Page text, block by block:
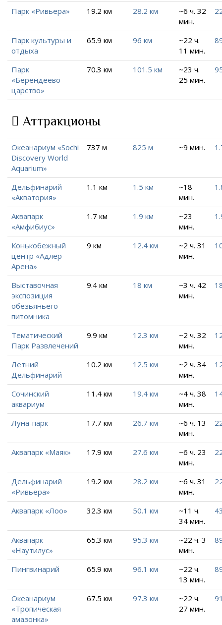
Парк «Ривьера» 19.2 км 28.2 км
~6 ч. 32
мин.
Парк культуры и
отдыха
65.9 км 96 км
~22 ч.
11 мин.
Парк
«Берендеево
царство»
70.3 км 101.5 км
~23 ч.
25 мин.
Аттракционы
Океанариум «Sochi
Discovery World
Aquarium»
737 м 825 м ~9 мин.
Дельфинарий
«Акватория»
1.1 км 1.5 км
~18
мин.
Аквапарк
«Амфибиус»
1.7 км 1.9 км
~23
мин.
Конькобежный
центр «Адлер-
Арена»
9 км 12.4 км
~2 ч. 31
мин.
Выставочная
экспозиция
обезьяньего
питомника
9.4 км 18 км
~3 ч. 42
мин.
Тематический
Парк Развлечений
9.9 км 12.3 км
~2 ч. 32
мин.
Летний
Дельфинарий
10.2 км 12.5 км
~2 ч. 34
мин.
Сочинский
аквариум
11.4 км 19.4 км
~4 ч. 38
мин.
Луна-парк 17.7 км 26.7 км
~6 ч. 13
мин.
Аквапарк «Маяк» 17.9 км 27.6 км
~6 ч. 23
мин.
Дельфинарий
«Ривьера»
19.2 км 28.2 км
~6 ч. 31
мин.
Аквапарк «Лоо» 32.3 км 50.1 км
~11 ч.
34 мин.
Аквапарк
«Наутилус»
65.3 км 95.3 км
~22 ч. 3
мин.
Пингвинарий 65.9 км 96.1 км
~22 ч.
13 мин.
Океанариум
«Тропическая
амазонка»
67.5 км 97.3 км
~22 ч.
27 мин.